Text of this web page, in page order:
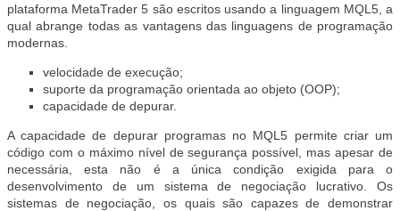
plataforma MetaTrader 5 são escritos usando a linguagem MQL5, a
qual abrange todas as vantagens das linguagens de programação
modernas.
velocidade de execução;
suporte da programação orientada ao objeto (OOP);
capacidade de depurar.
A capacidade de depurar programas no MQL5 permite criar um
código com o máximo nível de segurança possível, mas apesar de
necessária, esta não é a única condição exigida para o
desenvolvimento de um sistema de negociação lucrativo. Os
sistemas de negociação, os quais são capazes de demonstrar